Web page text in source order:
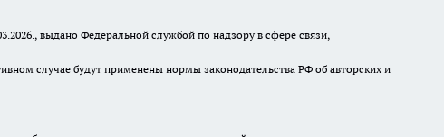
выдано Федеральной службой по надзору в сфере связи,
случае будут применены нормы законодательства РФ об авторских и